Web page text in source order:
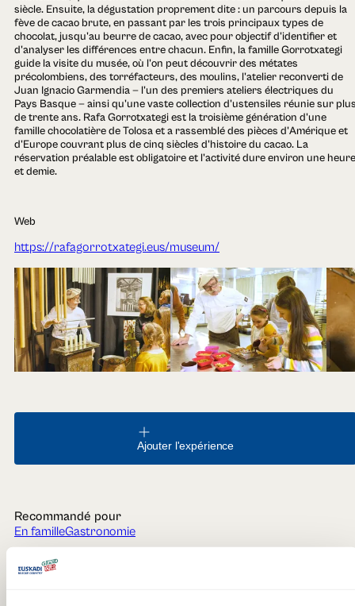
siècle. Ensuite, la dégustation proprement dite : un parcours depuis la
fève de cacao brute, en passant par les trois principaux types de
chocolat, jusqu'au beurre de cacao, avec pour objectif d'identifier et
d'analyser les différences entre chacun. Enfin, la famille Gorrotxategi
guide la visite du musée, où l'on peut découvrir des métates
précolombiens, des torréfacteurs, des moulins, l'atelier reconverti de
Juan Ignacio Garmendia — l'un des premiers ateliers électriques du
Pays Basque — ainsi qu'une vaste collection d'ustensiles réunie sur
de trente ans. Rafa Gorrotxategi est la troisième génération d'une
famille chocolatière de Tolosa et a rassemblé des pièces d'Amérique et
d'Europe couvrant plus de cinq siècles d'histoire du cacao. La
réservation préalable est obligatoire et l'activité dure environ une heure
et demie.
Recommandé pour
En familleGastronomie
Ajouter l'expérience
Web
https://rafagorrotxategi.eus/museum/